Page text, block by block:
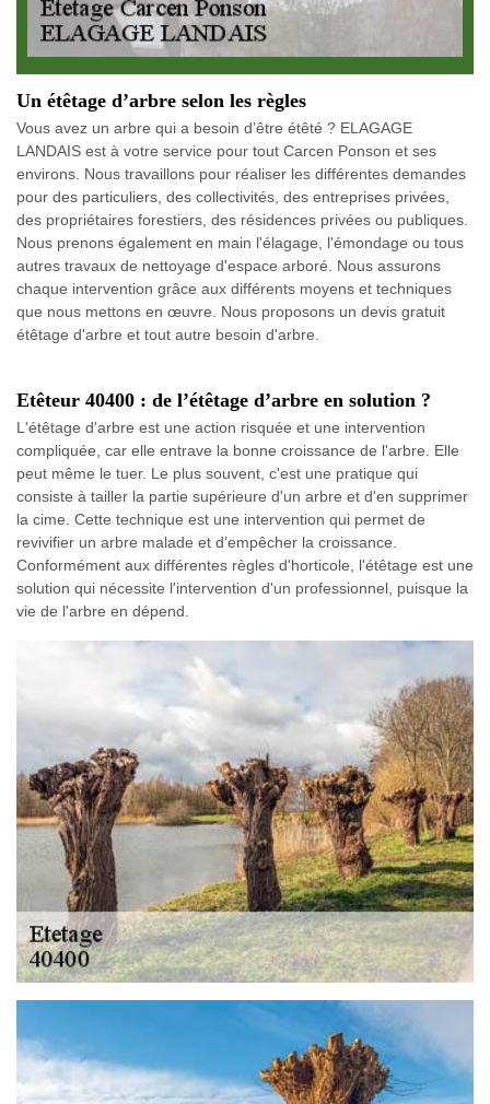
Un étêtage d’arbre selon les règles
Vous avez un arbre qui a besoin d’être étêté ? ELAGAGE
LANDAIS est à votre service pour tout Carcen Ponson et ses
environs. Nous travaillons pour réaliser les différentes demandes
pour des particuliers, des collectivités, des entreprises privées,
des propriétaires forestiers, des résidences privées ou publiques.
Nous prenons également en main l'élagage, l'émondage ou tous
autres travaux de nettoyage d'espace arboré. Nous assurons
chaque intervention grâce aux différents moyens et techniques
que nous mettons en œuvre. Nous proposons un devis gratuit
étêtage d'arbre et tout autre besoin d'arbre.
Etêteur 40400 : de l’étêtage d’arbre en solution ?
L'étêtage d'arbre est une action risquée et une intervention
compliquée, car elle entrave la bonne croissance de l'arbre. Elle
peut même le tuer. Le plus souvent, c'est une pratique qui
consiste à tailler la partie supérieure d'un arbre et d'en supprimer
la cime. Cette technique est une intervention qui permet de
revivifier un arbre malade et d’empêcher la croissance.
Conformément aux différentes règles d'horticole, l'étêtage est une
solution qui nécessite l'intervention d'un professionnel, puisque la
vie de l'arbre en dépend.